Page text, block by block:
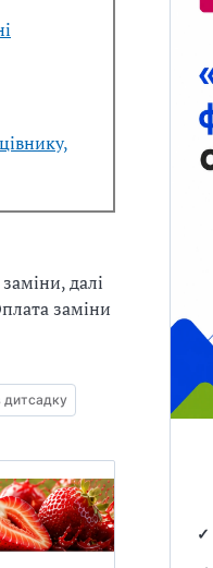
далі
заміни
дитсадку
✓